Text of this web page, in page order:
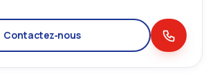
Contactez‑nous